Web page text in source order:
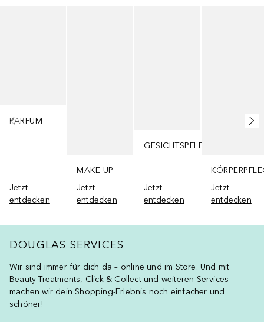
PARFUM
Jetzt
entdecken
MAKE-UP
Jetzt
entdecken
GESICHTSPFLEGE
Jetzt
entdecken
Jetzt
entdecken
DOUGLAS SERVICES
Wir sind immer für dich da – online und im Store. Und mit
Beauty-Treatments, Click & Collect und weiteren Services
machen wir dein Shopping-Erlebnis noch einfacher und
schöner!